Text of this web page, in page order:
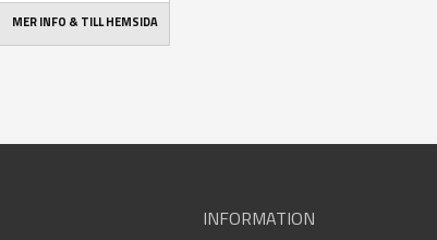
MER INFO & TILL HEMSIDA
INFORMATION